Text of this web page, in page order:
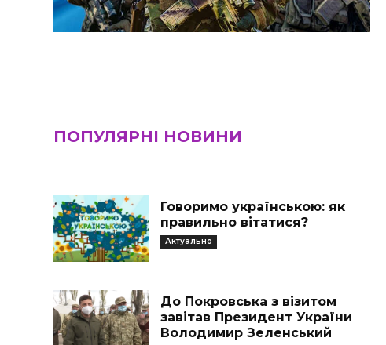
ПОПУЛЯРНІ НОВИНИ
Говоримо українською: як
правильно вітатися?
Актуально
До Покровська з візитом
завітав Президент України
Володимир Зеленський